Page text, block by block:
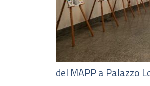
del MAPP a Palazzo